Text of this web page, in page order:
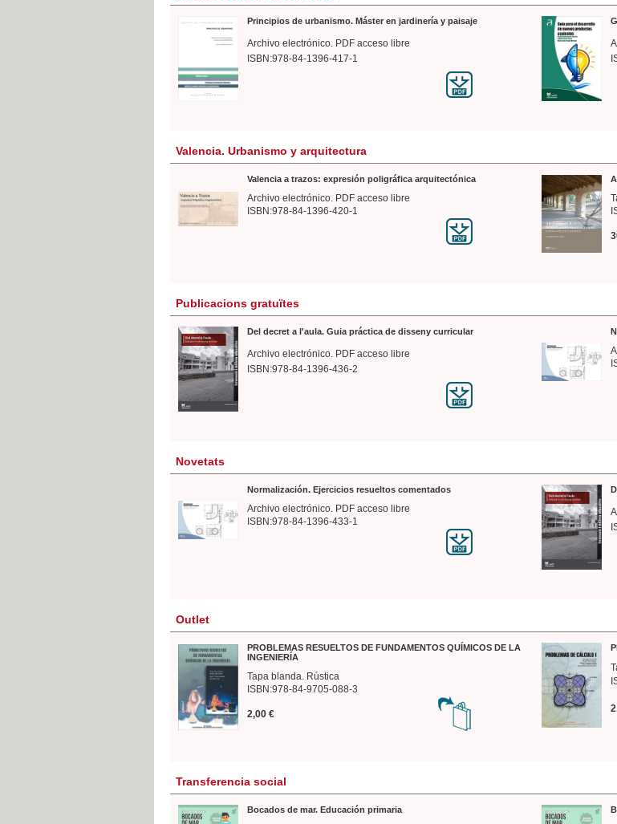
Principios de urbanismo. Máster en jardinería y paisaje
Archivo electrónico. PDF acceso libre
ISBN:978-84-1396-417-1
Valencia. Urbanismo y arquitectura
Valencia a trazos: expresión poligráfica arquitectónica
Archivo electrónico. PDF acceso libre
ISBN:978-84-1396-420-1
Publicacions gratuïtes
Del decret a l'aula. Guia práctica de disseny curricular
Archivo electrónico. PDF acceso libre
ISBN:978-84-1396-436-2
Novetats
Normalización. Ejercicios resueltos comentados
Archivo electrónico. PDF acceso libre
ISBN:978-84-1396-433-1
Outlet
PROBLEMAS RESUELTOS DE FUNDAMENTOS QUÍMICOS DE LA
INGENIERÍA
Tapa blanda. Rústica
ISBN:978-84-9705-088-3
2,00 €
Transferencia social
Bocados de mar. Educación primaria